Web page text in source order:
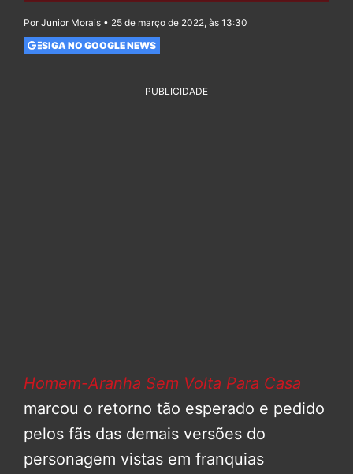
Por Junior Morais • 25 de março de 2022, às 13:30
SIGA NO GOOGLE NEWS
PUBLICIDADE
Homem-Aranha Sem Volta Para Casa
marcou o retorno tão esperado e pedido
pelos fãs das demais versões do
personagem vistas em franquias